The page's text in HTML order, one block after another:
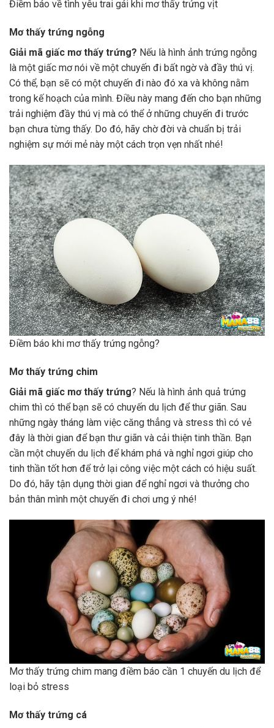
Điềm báo về tình yêu trai gái khi mơ thấy trứng vịt
Mơ thấy trứng ngỗng
Giải mã giấc mơ thấy trứng? Nếu là hình ảnh trứng ngỗng
là một giấc mơ nói về một chuyến đi bất ngờ và đầy thú vị.
Có thể, bạn sẽ có một chuyến đi nào đó xa và không nằm
trong kế hoạch của mình. Điều này mang đến cho bạn những
trải nghiệm đầy thú vị mà có thể ở những chuyến đi trước
bạn chưa từng thấy. Do đó, hãy chờ đời và chuẩn bị trải
nghiệm sự mới mẻ này một cách trọn vẹn nhất nhé!
Điềm báo khi mơ thấy trứng ngỗng?
Mơ thấy trứng chim
Giải mã giấc mơ thấy trứng? Nếu là hình ảnh quả trứng
chim thì có thể bạn sẽ có chuyến du lịch để thư giãn. Sau
những ngày tháng làm việc căng thẳng và stress thì có vẻ
đây là thời gian để bạn thư giãn và cải thiện tinh thần. Bạn
cần một chuyến du lịch để khám phá và nghỉ ngơi giúp cho
tinh thần tốt hơn để trở lại công việc một cách có hiệu suất.
Do đó, hãy tận dụng thời gian để nghỉ ngơi và thưởng cho
bản thân mình một chuyến đi chơi ưng ý nhé!
Mơ thấy trứng chim mang điềm báo cần 1 chuyến du lịch để
loại bỏ stress
Mơ thấy trứng cá